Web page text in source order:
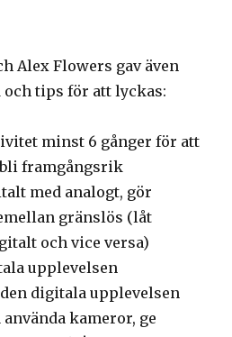
Alex Flowers gav även
tips för att lyckas:
minst 6 gånger för att
framgångsrik
med analogt, gör
gränslös (låt
och vice versa)
upplevelsen
digitala upplevelsen
kameror, ge